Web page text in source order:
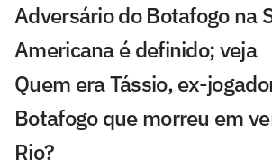
Adversário do Botafogo na
Americana é definido; veja
Quem era Tássio, ex-
Botafogo que morreu em
Rio?